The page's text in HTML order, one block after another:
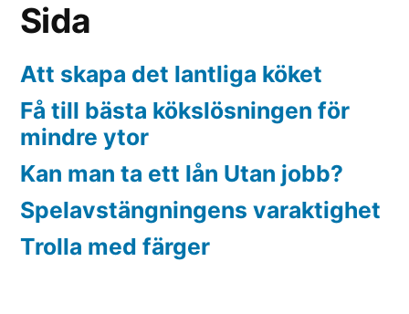
Sida
Att skapa det lantliga köket
Få till bästa kökslösningen för
mindre ytor
Kan man ta ett lån Utan jobb?
Spelavstängningens varaktighet
Trolla med färger